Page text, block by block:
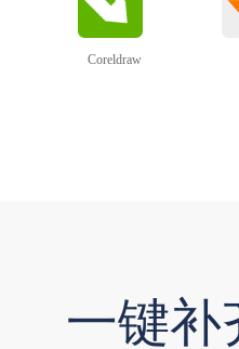
Coreldraw
一键补